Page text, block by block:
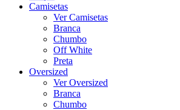
Camisetas
Ver Camisetas
Branca
Chumbo
Off White
Preta
Oversized
Ver Oversized
Branca
Chumbo